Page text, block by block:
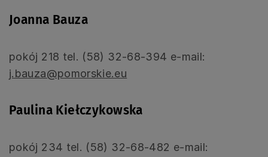
Joanna Bauza
pokój 218 tel. (58) 32-68-394 e-mail:
j.bauza@pomorskie.eu
Paulina Kiełczykowska
pokój 234 tel. (58) 32-68-482 e-mail: